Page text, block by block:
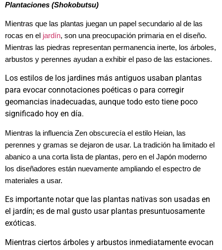
Plantaciones (Shokobutsu)
Mientras que las plantas juegan un papel secundario al de las
rocas en el jardín, son una preocupación primaria en el diseño.
Mientras las piedras representan permanencia inerte, los árboles,
arbustos y perennes ayudan a exhibir el paso de las estaciones.
Los estilos de los jardines más antiguos usaban plantas
para evocar connotaciones poéticas o para corregir
geomancias inadecuadas, aunque todo esto tiene poco
significado hoy en día.
Mientras la influencia Zen obscurecía el estilo Heian, las
perennes y gramas se dejaron de usar. La tradición ha limitado el
abanico a una corta lista de plantas, pero en el Japón moderno
los diseñadores están nuevamente ampliando el espectro de
materiales a usar.
Es importante notar que las plantas nativas son usadas en
el jardín; es de mal gusto usar plantas presuntuosamente
exóticas.
Mientras ciertos árboles y arbustos inmediatamente evocan